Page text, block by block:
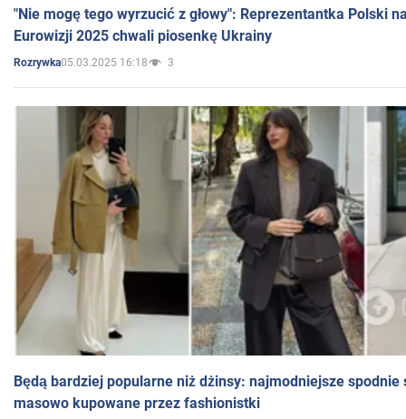
"Nie mogę tego wyrzucić z głowy": Reprezentantka Polski
Eurowizji 2025 chwali piosenkę Ukrainy
Rozrywka05.03.2025 16:18 3
Będą bardziej popularne niż dżinsy: najmodniejsze spodnie
masowo kupowane przez fashionistki